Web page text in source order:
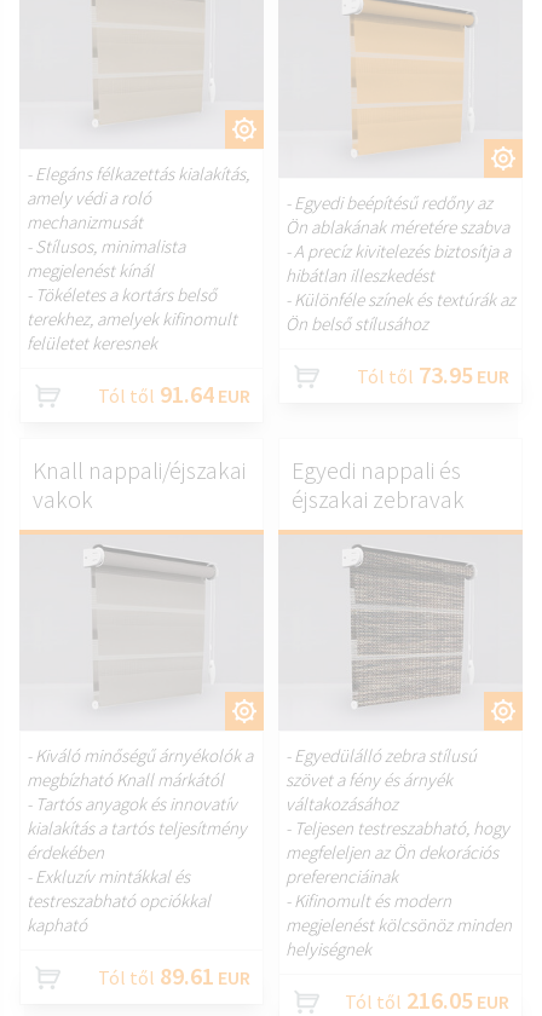
- Elegáns félkazettás kialakítás,
amely védi a roló
mechanizmusát
- Stílusos, minimalista
megjelenést kínál
- Tökéletes a kortárs belső
terekhez, amelyek kifinomult
felületet keresnek
Tól től 91.64 EUR
- Egyedi beépítésű redőny az
Ön ablakának méretére szabva
- A precíz kivitelezés biztosítja a
hibátlan illeszkedést
- Különféle színek és textúrák az
Ön belső stílusához
Tól től 73.95 EUR
Knall nappali/éjszakai
vakok
- Kiváló minőségű árnyékolók a
megbízható Knall márkától
- Tartós anyagok és innovatív
kialakítás a tartós teljesítmény
érdekében
- Exkluzív mintákkal és
testreszabható opciókkal
kapható
Tól től 89.61 EUR
Egyedi nappali és
éjszakai zebravak
- Egyedülálló zebra stílusú
szövet a fény és árnyék
váltakozásához
- Teljesen testreszabható, hogy
megfeleljen az Ön dekorációs
preferenciáinak
- Kifinomult és modern
megjelenést kölcsönöz minden
helyiségnek
Tól től 216.05 EUR